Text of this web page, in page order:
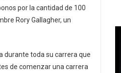
por la cantidad de 100
Rory Gallagher, un
durante toda su carrera que
de comenzar una carrera